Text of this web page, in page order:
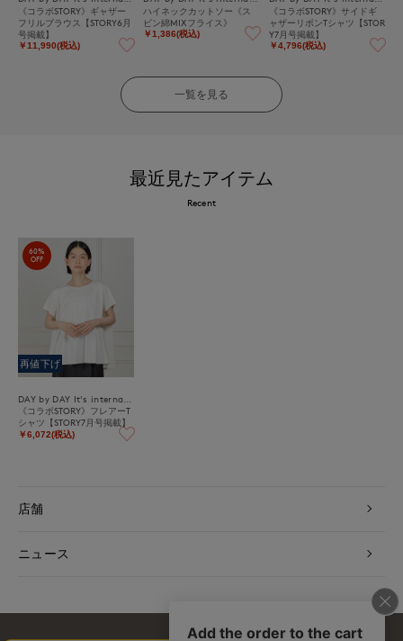
《コラボSTORY》ギャザー
フリルブラウス【STORY6月
号掲載】
￥11,990(税込)
ハイネックカットソー《ス
ビン綿MIXフライス》
￥1,386(税込)
《コラボSTORY》サイドギ
ャザーリボンTシャツ【STOR
Y7月号掲載】
￥4,796(税込)
一覧を見る
最近見たアイテム
Recent
60%
OFF
再値下げ
《コラボSTORY》フレアーT
シャツ【STORY7月号掲載】
￥6,072(税込)
店舗
ニュース